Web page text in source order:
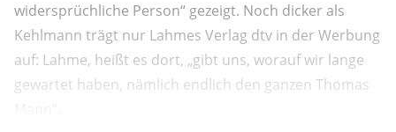
widersprüchliche Person“ gezeigt. Noch dicker als
Kehlmann trägt nur Lahmes Verlag dtv in der Werbung
auf: Lahme, heißt es dort, „gibt uns, worauf wir lange
gewartet haben, nämlich endlich den ganzen Thomas